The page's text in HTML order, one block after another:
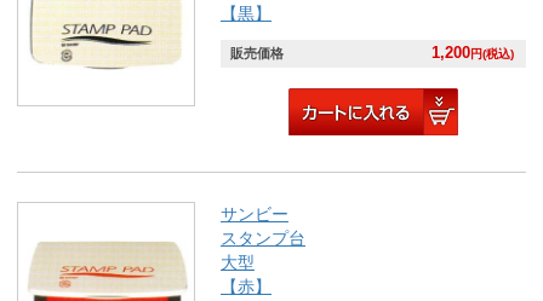
【黒】
販売価格 1,200円(税込)
サンビー
スタンプ台
大型
【赤】